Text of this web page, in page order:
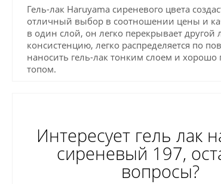
Гель-лак Нaruyama сиреневого цвета
отличный выбор в соотношении цены и
в один слой, он легко перекрывает
консистенцию, легко распределяется по
наносить гель-лак тонким слоем и хорошо
топом.
Интересует гель лак
сиреневый 197,
вопросы?